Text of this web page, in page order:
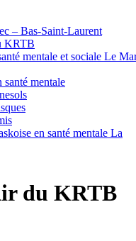
– Bas-Saint-Laurent
KRTB
mentale et sociale Le
santé mentale
en santé mentale La
du KRTB